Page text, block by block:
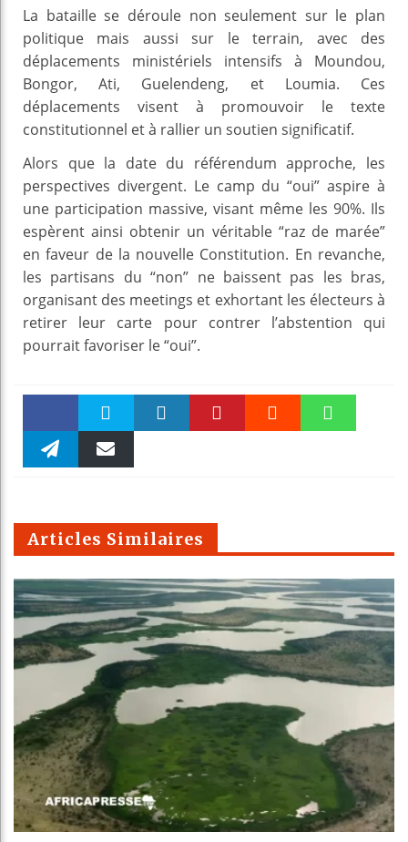
La bataille se déroule non seulement sur le plan
politique mais aussi sur le terrain, avec des
déplacements ministériels intensifs à Moundou,
Bongor, Ati, Guelendeng, et Loumia. Ces
déplacements visent à promouvoir le texte
constitutionnel et à rallier un soutien significatif.
Alors que la date du référendum approche, les
perspectives divergent. Le camp du “oui” aspire à
une participation massive, visant même les 90%. Ils
espèrent ainsi obtenir un véritable “raz de marée”
en faveur de la nouvelle Constitution. En revanche,
les partisans du “non” ne baissent pas les bras,
organisant des meetings et exhortant les électeurs à
retirer leur carte pour contrer l’abstention qui
pourrait favoriser le “oui”.
Faceboo Twitter
m
Articles Similaires